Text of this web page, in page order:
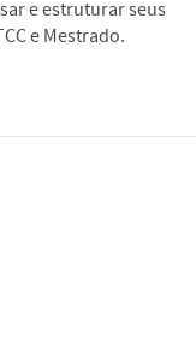
e estruturar seus
e Mestrado.